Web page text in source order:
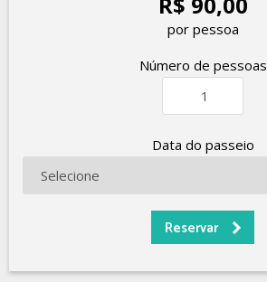
por pessoa
Número de pessoas
Data do passeio